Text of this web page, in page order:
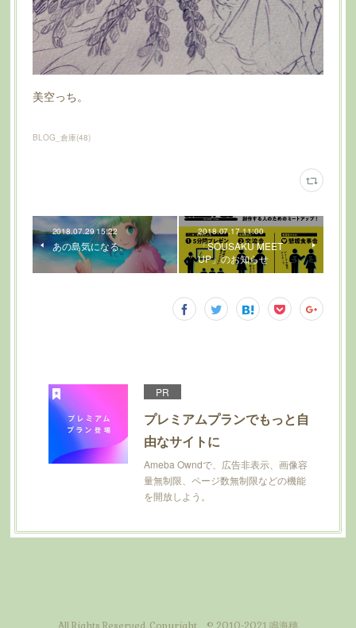
美空っち。
BLOG_倉庫(48)
2018.07.29 15:22
あの島気になる。
2018.07.17 11:00
「SOUSAKU MEET
UP」のお知らせ
PR
プレミアムプランでもっと自
由なサイトに
Ameba Owndで、広告非表示、画像容
量無制限、ページ数無制限などの機能
を開放しよう。